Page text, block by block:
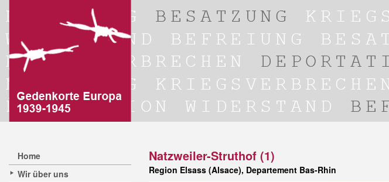
Home
Wir über uns
Natzweiler-Struthof (1)
Region Elsass (Alsace), Departement Bas-Rhin